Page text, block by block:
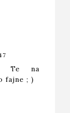
Te na
fajne ; )